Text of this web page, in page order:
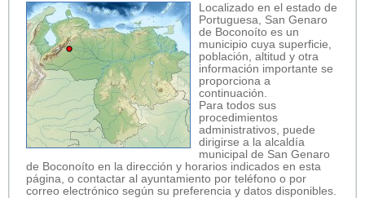
Localizado en el estado de
Portuguesa, San Genaro
de Boconoíto es un
municipio cuya superficie,
población, altitud y otra
información importante se
proporciona a
continuación.
Para todos sus
procedimientos
administrativos, puede
dirigirse a la alcaldía
municipal de San Genaro
de Boconoíto en la dirección y horarios indicados en esta
página, o contactar al ayuntamiento por teléfono o por
correo electrónico según su preferencia y datos disponibles.